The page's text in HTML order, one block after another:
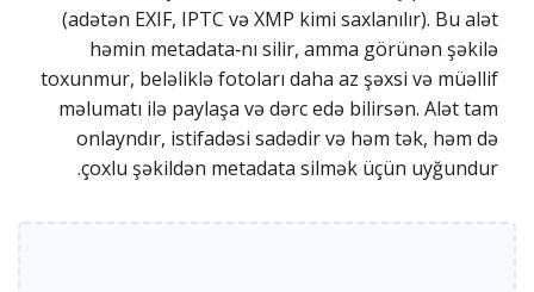
(adətən EXIF, IPTC və XMP kimi saxlanılır). Bu alət
həmin metadata‑nı silir, amma görünən şəkilə
toxunmur, beləliklə fotoları daha az şəxsi və müəllif
məlumatı ilə paylaşa və dərc edə bilirsən. Alət tam
onlayndır, istifadəsi sadədir və həm tək, həm də
çoxlu şəkildən metadata silmək üçün uyğundur.